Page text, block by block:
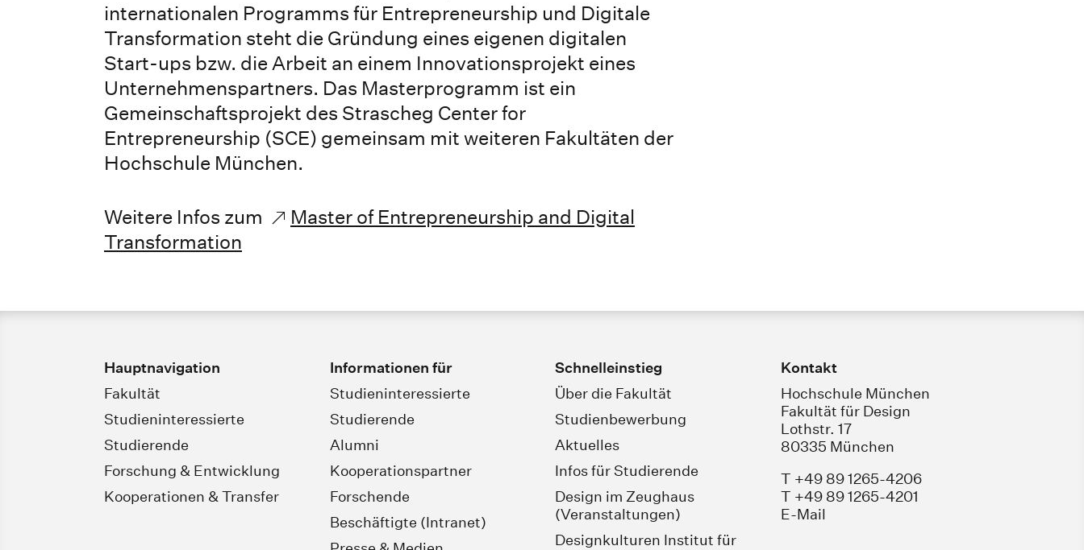
internationalen Programms für Entrepreneurship und Digitale
Transformation steht die Gründung eines eigenen digitalen
Start-ups bzw. die Arbeit an einem Innovationsprojekt eines
Unternehmenspartners. Das Masterprogramm ist ein
Gemeinschaftsprojekt des Strascheg Center for
Entrepreneurship (SCE) gemeinsam mit weiteren Fakultäten der
Hochschule München.
Weitere Infos zum
Master of Entrepreneurship and Digital
Transformation
Hauptnavigation
Fakultät
Studieninteressierte
Studierende
Forschung & Entwicklung
Kooperationen & Transfer
Informationen für
Studieninteressierte
Studierende
Alumni
Kooperationspartner
Forschende
Beschäftigte (Intranet)
Schnelleinstieg
Über die Fakultät
Studienbewerbung
Aktuelles
Infos für Studierende
Design im Zeughaus
(Veranstaltungen)
Designkulturen Institut für
Kontakt
Hochschule München
Fakultät für Design
Lothstr. 17
80335 München
T +49 89 1265-4206
T +49 89 1265-4201
E-Mail